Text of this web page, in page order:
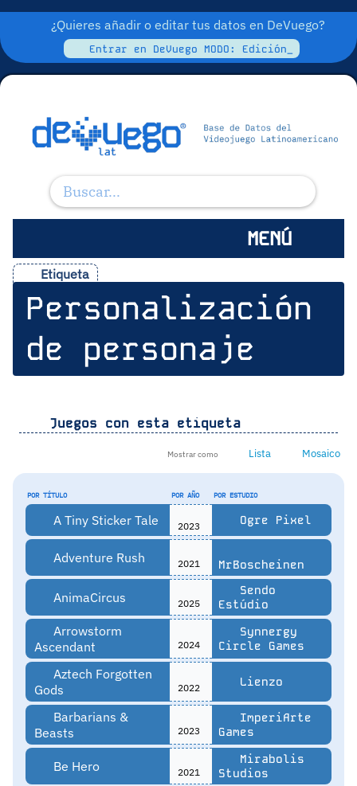
¿Quieres añadir o editar tus datos en DeVuego?
Entrar en DeVuego MODO: Edición_
MENÚ
Etiqueta
Personalización
de personaje
Juegos con esta etiqueta
Mostrar como Lista Mosaico
POR TÍTULO POR AÑO POR ESTUDIO
A Tiny Sticker Tale 2023 Ogre Pixel
Adventure Rush 2021 MrBoscheinen
AnimaCircus 2025
Sendo
Estúdio
Arrowstorm
Ascendant
2024
Synnergy
Circle Games
Aztech Forgotten
Gods
2022 Lienzo
Barbarians &
Beasts
2023
ImperiArte
Games
Be Hero 2021
Mirabolis
Studios